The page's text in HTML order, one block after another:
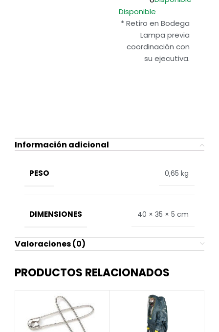
Disponible
* Retiro en Bodega
Lampa previa
coordinación con
su ejecutiva.
Información adicional
PESO 0,65 kg
DIMENSIONES 40 × 35 × 5 cm
Valoraciones (0)
PRODUCTOS RELACIONADOS